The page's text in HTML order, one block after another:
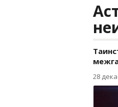
28